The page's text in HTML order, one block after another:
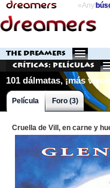
THE DREAMERS
Críticas: Películas
101 dálmatas, ¡más
Película Foro (3)
Cruella de Vill, en carne y